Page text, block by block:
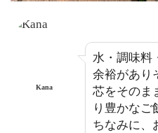
Kana
水・調味料
余裕があり
芯をそのま
り豊かなご
ちなみに、